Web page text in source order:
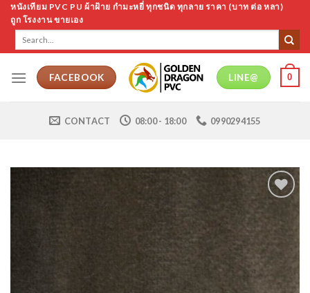
Skip
content
หนังเทียม PVC PU ผ้าฝ้าย กำมะหยี่ ทุกชนิด ทุกลาย ราคา (บาท ต่อ หลา)
ถูก โรงงาน ขายเอง
FACEBOOK LINE@ 0
CONTACT 08:00 - 18:00 0990294155
Wishlist